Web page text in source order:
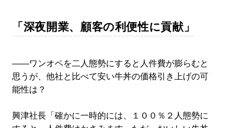
「深夜開業、顧客の利便性に貢献」
――ワンオペを二人態勢にすると人件費が膨らむと
思うが、他社と比べて安い牛丼の価格引き上げの可
能性は？
興津社長「確かに一時的には、１００％２人態勢に